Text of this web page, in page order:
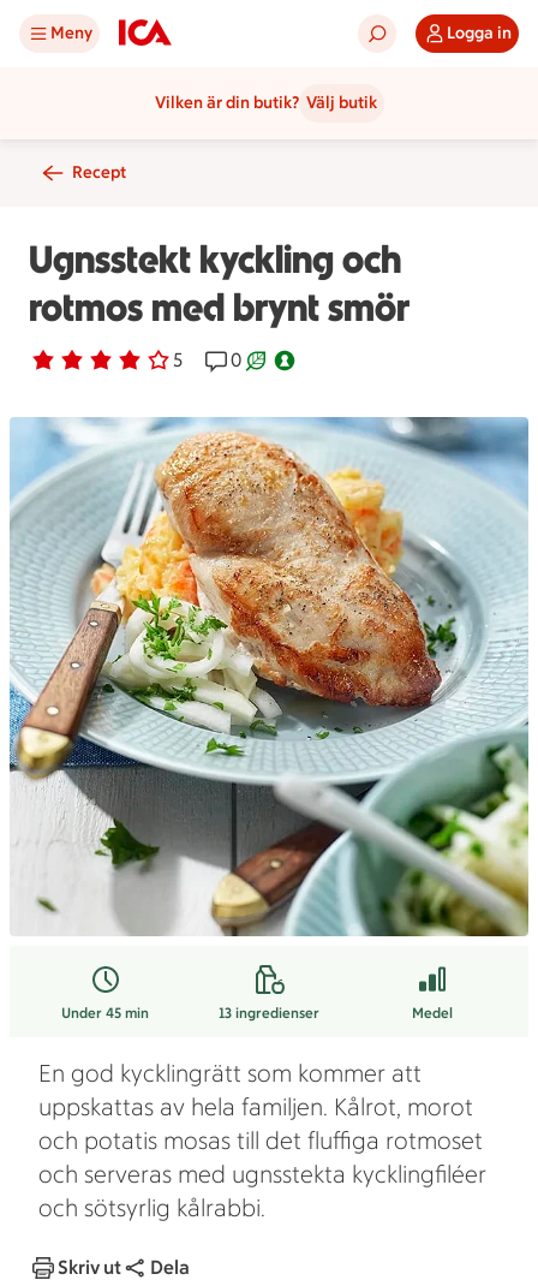
Meny Logga in
Vilken är din butik? Välj butik
Recept
Ugnsstekt kyckling och
rotmos med brynt smör
Betyg 3.8 av 5. 5
5 personer har röstatReceptet har 0 kommentarer
0 Receptet är ett klimartsmart val.
Nyckelhålsmärkt.
Under 45 min 13 ingredienser Medel
En god kycklingrätt som kommer att
uppskattas av hela familjen. Kålrot, morot
och potatis mosas till det fluffiga rotmoset
och serveras med ugnsstekta kycklingfiléer
och sötsyrlig kålrabbi.
Skriv ut Dela